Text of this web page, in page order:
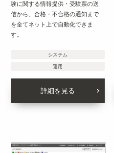
験に関する情報提供・受験票の送
信から、合格・不合格の通知まで
を全てネット上で自動化できま
す。
システム
運用
詳細を見る